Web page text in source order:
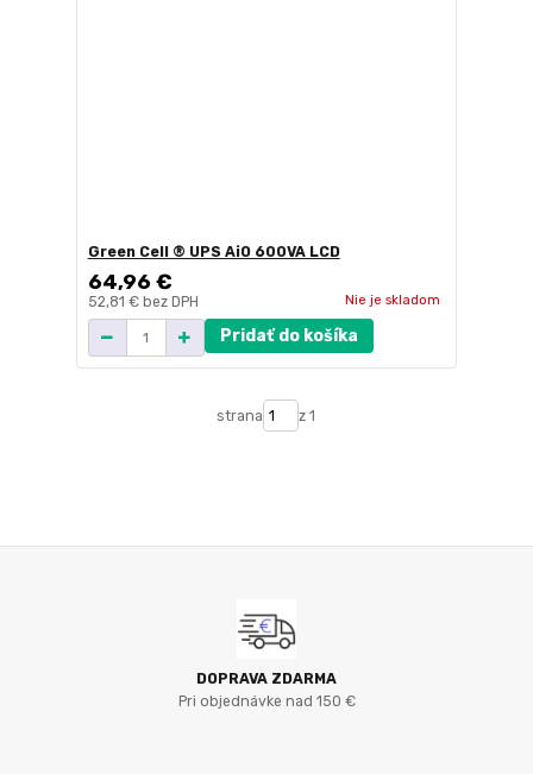
Green Cell ® UPS AiO 600VA LCD
64,96 €
52,81 € bez DPH Nie je skladom
Pridať do košíka
strana z 1
DOPRAVA ZDARMA
Pri objednávke nad 150 €